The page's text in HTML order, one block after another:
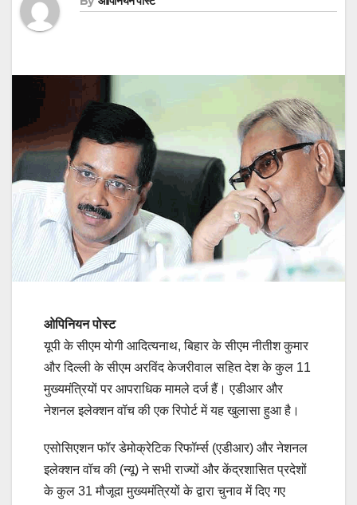
ओपिनियन पोस्‍ट
यूपी के सीएम योगी आदित्यनाथ, बिहार के सीएम नीतीश कुमार
और दिल्ली के सीएम अरविंद केजरीवाल सहित देश के कुल 11
मुख्यमंत्रियों पर आपराधिक मामले दर्ज हैं। एडीआर और
नेशनल इलेक्‍शन वॉच की एक रिपोर्ट में यह खुलासा हुआ है।
एसोसिएशन फॉर डेमोक्रेटिक रिफॉर्म्स (एडीआर) और नेशनल
इलेक्शन वॉच की (न्‍यू) ने सभी राज्यों और केंद्रशासि‍त प्रदेशों
के कुल 31 मौजूदा मुख्यमंत्रियों के द्वारा चुनाव में दिए गए